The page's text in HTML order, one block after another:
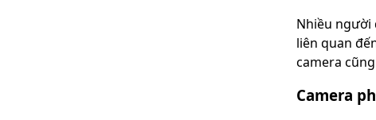
Nhiều người
liên quan
camera
Camera